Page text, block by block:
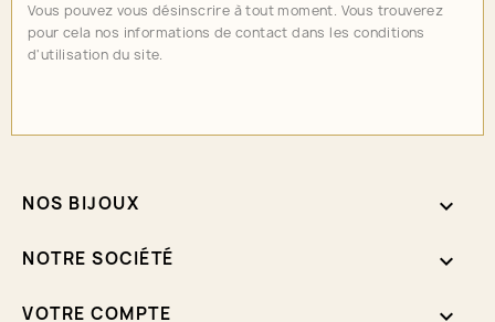
Vous pouvez vous désinscrire à tout moment. Vous trouverez
pour cela nos informations de contact dans les conditions
d'utilisation du site.
NOS BIJOUX 
NOTRE SOCIÉTÉ 
VOTRE COMPTE